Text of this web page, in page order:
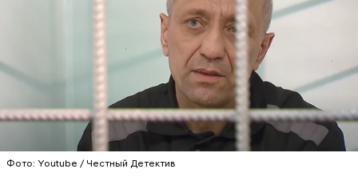
Фото: Youtube / Честный Детектив